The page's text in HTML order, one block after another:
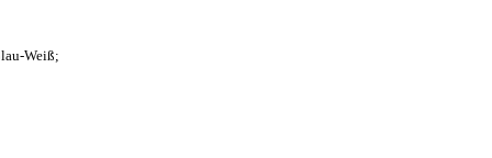
Weiß;